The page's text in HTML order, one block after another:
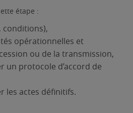
étape :
conditions),
opérationnelles et
ou de la transmission,
un protocole d’accord de
les actes définitifs.